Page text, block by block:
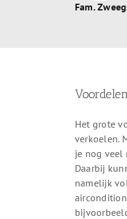
Fam.
Het grote
verkoelen.
je nog veel
Daarbij
namelijk